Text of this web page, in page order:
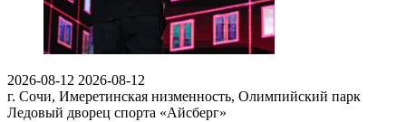
2026-08-12 2026-08-12
г. Сочи, Имеретинская низменность, Олимпийский парк
Ледовый дворец спорта «Айсберг»